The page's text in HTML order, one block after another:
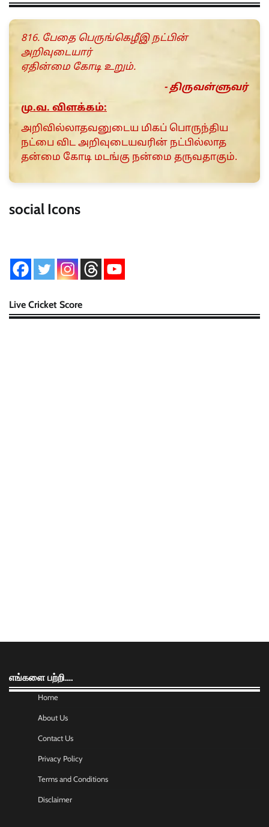
816. பேதை பெருங்கெழீஇ நட்பின்
அறிவுடையார்
ஏதின்மை கோடி உறும்.
- திருவள்ளுவர்
மு.வ. விளக்கம்:
அறிவில்லாதவனுடைய மிகப் பொருந்திய
நட்பை விட அறிவுடையவரின் நட்பில்லாத
தன்மை கோடி மடங்கு நன்மை தருவதாகும்.
social Icons
Live Cricket Score
எங்களை பற்றி….
Home
About Us
Contact Us
Privacy Policy
Terms and Conditions
Disclaimer